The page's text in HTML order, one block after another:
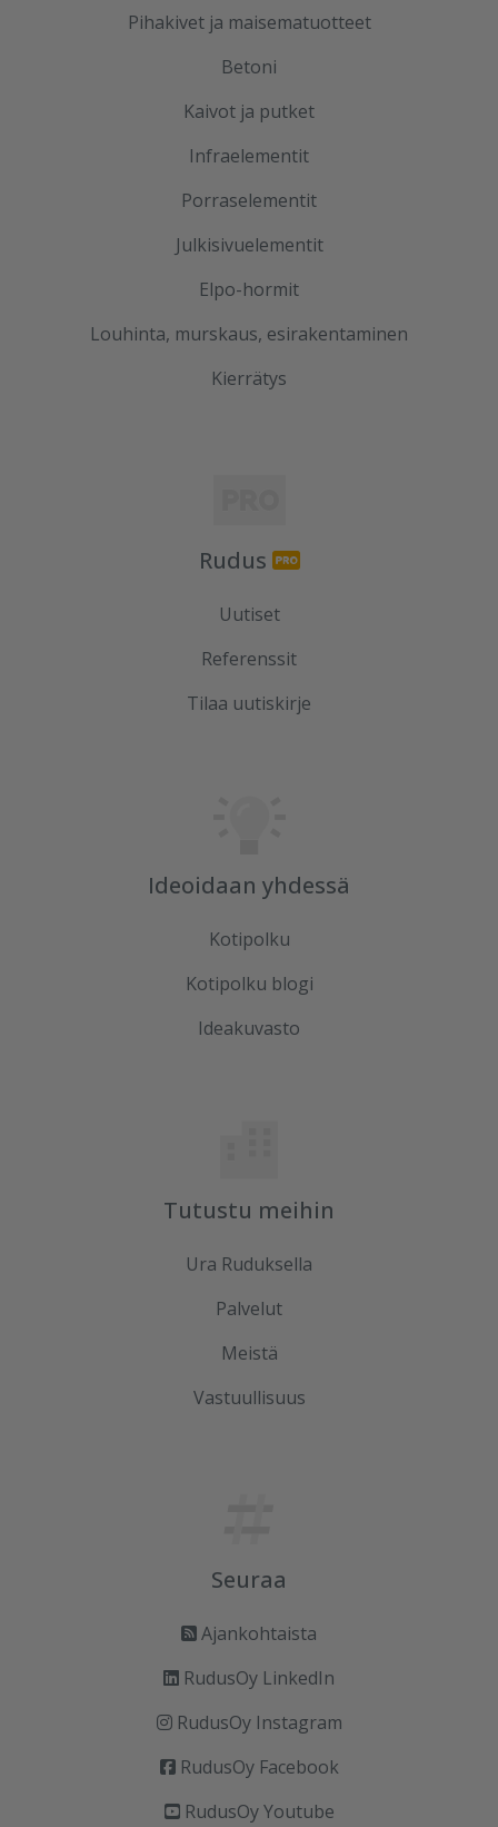
Pihakivet ja maisematuotteet
Betoni
Kaivot ja putket
Infraelementit
Porraselementit
Julkisivuelementit
Elpo-hormit
Louhinta, murskaus, esirakentaminen
Kierrätys
Rudus
Uutiset
Referenssit
Tilaa uutiskirje
Ideoidaan yhdessä
Kotipolku
Kotipolku blogi
Ideakuvasto
Tutustu meihin
Ura Ruduksella
Palvelut
Meistä
Vastuullisuus
Seuraa
Ajankohtaista
RudusOy LinkedIn
RudusOy Instagram
RudusOy Facebook
RudusOy Youtube